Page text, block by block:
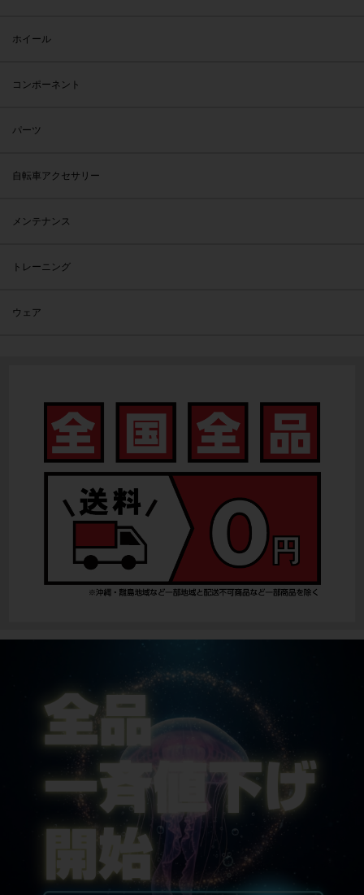
ホイール
コンポーネント
パーツ
自転車アクセサリー
メンテナンス
トレーニング
ウェア